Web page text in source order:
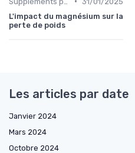
L'impact du magnésium sur la
perte de poids
Les articles par date
Janvier 2024
Mars 2024
Octobre 2024